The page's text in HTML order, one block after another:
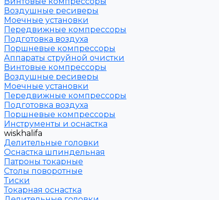
Воздушные ресиверы
Моечные установки
Передвижные компрессоры
Подготовка воздуха
Поршневые компрессоры
Аппараты струйной очистки
Винтовые компрессоры
Воздушные ресиверы
Моечные установки
Передвижные компрессоры
Подготовка воздуха
Поршневые компрессоры
Инструменты и оснастка
wiskhalifa
Делительные головки
Оснастка шпиндельная
Патроны токарные
Столы поворотные
Тиски
Токарная оснастка